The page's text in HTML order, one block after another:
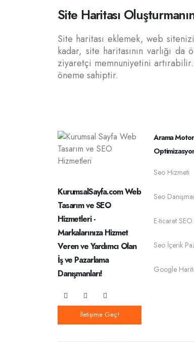
Site Haritası
Site haritası eklemek, web
kadar, site haritasının varlığı da
ziyaretçi memnuniyetini
öneme sahiptir.
KurumsalSayfa.com Web
Tasarım ve SEO
Hizmetleri -
Markalarınıza Hizmet
Veren ve Yardımcı Olan
İş ve Pazarlama
Danışmanları!
İletişime Geç!
Arama
Seo Hizmeti
Seo
E-ticaret SEO
Seo İçerik
Google